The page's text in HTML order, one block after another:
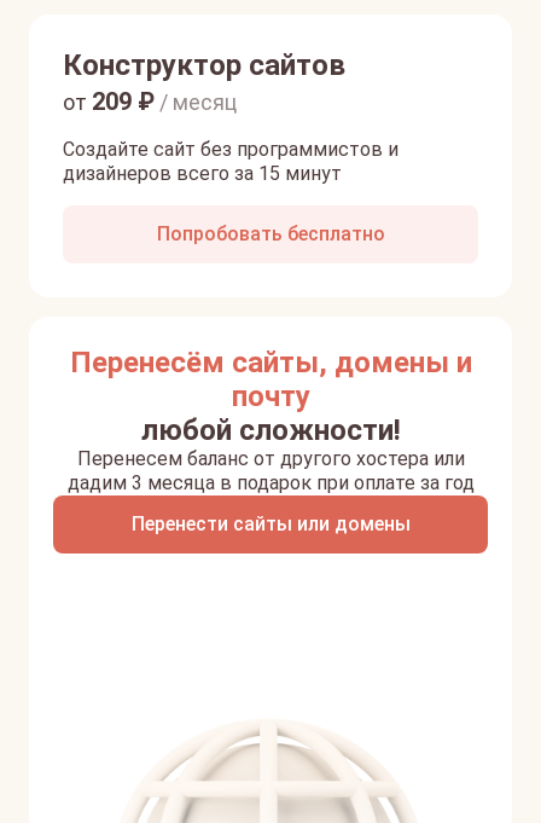
Конструктор сайтов
Создайте сайт без программистов и
дизайнеров всего за 15 минут
от 209 ₽ / месяц
Попробовать бесплатно
Перенесём сайты, домены и
почту
любой сложности!
Перенести сайты или домены
Перенесем баланс от другого хостера или
дадим 3 месяца в подарок при оплате за год